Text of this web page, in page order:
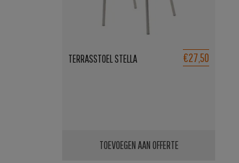
TERRASSTOEL STELLA €27,50
TOEVOEGEN AAN OFFERTE